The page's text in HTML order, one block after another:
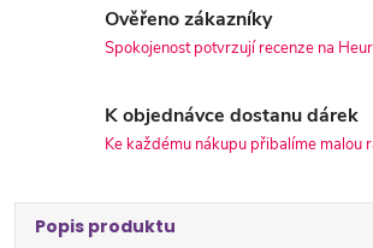
Ověřeno zákazníky
Spokojenost potvrzují recenze na
K objednávce dostanu dárek
Ke každému nákupu přibalíme malou
Popis produktu